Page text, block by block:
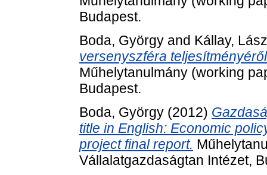
Budapest.
Boda, György and Kállay,
versenyszféra
Műhelytanulmány (working
Budapest.
Boda, György (2012)
title in English: Economic
project final report.
Vállalatgazdaságtan Intézet,